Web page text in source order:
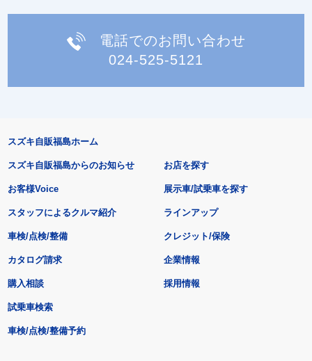
電話でのお問い合わせ
024-525-5121
スズキ自販福島ホーム
スズキ自販福島からのお知らせ
お客様Voice
スタッフによるクルマ紹介
お店を探す
展示車/試乗車を探す
ラインアップ
車検/点検/整備 クレジット/保険
カタログ請求
購入相談
試乗車検索
車検/点検/整備予約
企業情報
採用情報